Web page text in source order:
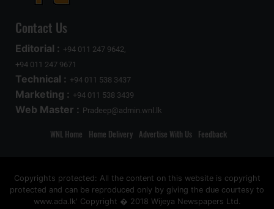
Contact Us
Editorial : +94 011 247 9642,
+94 011 247 9671
Technical : +94 011 538 3437
Marketing : +94 011 538 3439
Web Master : Pradeep@admin.wnl.lk
WNL Home Home Delivery Advertise With Us Feedback
Copyrights protected: All the content on this website is copyright
protected and can be reproduced only by giving the due courtesy to
www.ada.lk' Copyright � 2018 Wijeya Newspapers Ltd.